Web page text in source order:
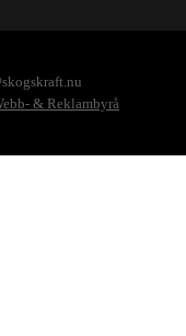
& Reklambyrå